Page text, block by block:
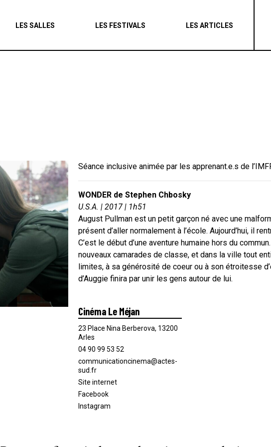
LES SALLES LES FESTIVALS LES ARTICLES
Séance inclusive animée par les apprenant.e.s de
WONDER de Stephen Chbosky
U.S.A. | 2017 | 1h51
August Pullman est un petit garçon né avec une
présent d’aller normalement à l’école. Aujourd’hui, il
C’est le début d’une aventure humaine hors du
nouveaux camarades de classe, et dans la ville tout
limites, à sa générosité de coeur ou à son étroitesse
d’Auggie finira par unir les gens autour de lui.
Cinéma Le Méjan
23 Place Nina Berberova, 13200
Arles
04 90 99 53 52
communicationcinema@actes-
sud.fr
Site internet
Facebook
Instagram